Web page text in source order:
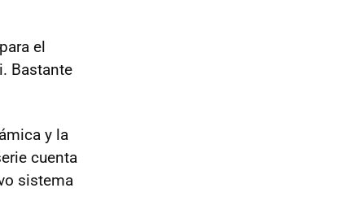
para el
Bastante
y la
cuenta
sistema